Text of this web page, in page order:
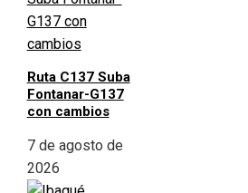
Ruta C137 Suba
Fontanar-G137
con cambios
7 de agosto de
2026